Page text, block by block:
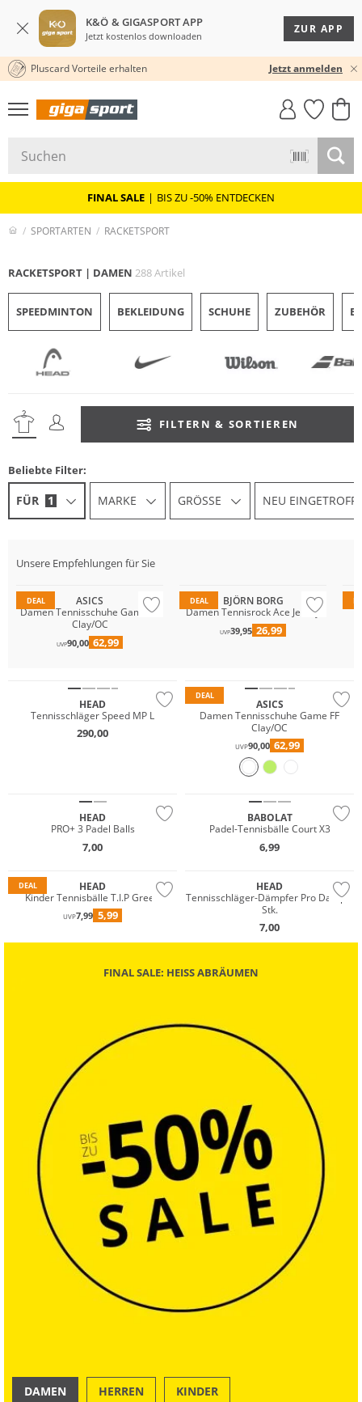
K&Ö & GIGASPORT APP
Jetzt kostenlos downloaden
ZUR APP
★★★★★ 4,8 / 5,0 STERNE
30 TAGE RÜCKGABERECHT
Pluscard Vorteile erhalten Jetzt anmelden
GIGASTYLE
FAHRRAD­
MUST-HAVE
FINAL SALE | BIS ZU -50% ENTDECKEN
SPORTARTEN RACKETSPORT
RACKETSPORT | DAMEN 288 Artikel
SPEEDMINTON BEKLEIDUNG SCHUHE ZUBEHÖR
FILTERN & SORTIEREN
Beliebte Filter:
FÜR 1 MARKE GRÖSSE NEU
Unsere Empfehlungen für Sie
DEAL
ASICS
Damen Tennisschuhe Game FF
Clay/OC
UVP90,00 62,99
DEAL
BJÖRN BORG
Damen Tennisrock Ace Jersey
UVP39,95 26,99
HEAD
Tennisschläger Speed MP L
290,00
DEAL
ASICS
Damen Tennisschuhe Game FF
Clay/OC
UVP90,00 62,99
HEAD
PRO+ 3 Padel Balls
7,00
BABOLAT
Padel-Tennisbälle Court X3
6,99
DEAL
HEAD
Kinder Tennisbälle T.I.P Green
UVP7,99 5,99
HEAD
Tennisschläger-Dämpfer Pro Damp 2
Stk.
7,00
FINAL SALE: HEISS ABRÄUMEN
DAMEN HERREN KINDER